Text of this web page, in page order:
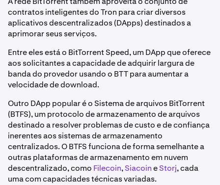
contratos inteligentes do Tron para criar diversos
aplicativos descentralizados (DApps) destinados a
aprimorar seus serviços.
Entre eles está o BitTorrent Speed, um DApp que oferece
aos solicitantes a capacidade de adquirir largura de
banda do provedor usando o BTT para aumentar a
velocidade de download.
Outro DApp popular é o Sistema de arquivos BitTorrent
(BTFS), um protocolo de armazenamento de arquivos
destinado a resolver problemas de custo e de confiança
inerentes aos sistemas de armazenamento
centralizados. O BTFS funciona de forma semelhante a
outras plataformas de armazenamento em nuvem
descentralizado, como Filecoin,SiacoineStorj, cada
uma com capacidades técnicas variadas.